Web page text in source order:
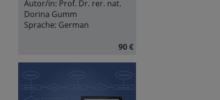
Autor/in: Prof. Dr. rer. nat.
Dorina Gumm
Sprache: German
90 €